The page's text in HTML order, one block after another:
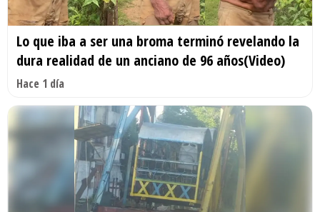
Lo que iba a ser una broma terminó revelando la
dura realidad de un anciano de 96 años(Video)
Hace 1 día